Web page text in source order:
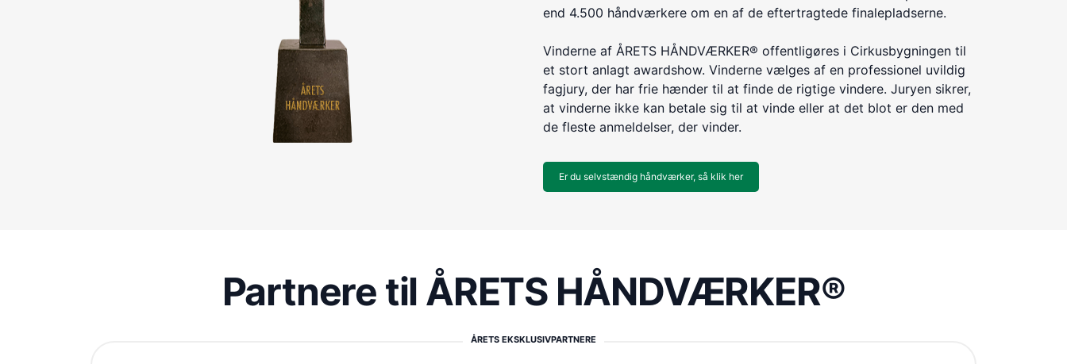
end 4.500 håndværkere om en af de eftertragtede finalepladserne.
Vinderne af ÅRETS HÅNDVÆRKER® offentligøres i Cirkusbygningen til
et stort anlagt awardshow. Vinderne vælges af en professionel uvildig
fagjury, der har frie hænder til at finde de rigtige vindere. Juryen sikrer,
at vinderne ikke kan betale sig til at vinde eller at det blot er den med
de fleste anmeldelser, der vinder.
Er du selvstændig håndværker, så klik her
Partnere til ÅRETS HÅNDVÆRKER®
ÅRETS EKSKLUSIVPARTNERE